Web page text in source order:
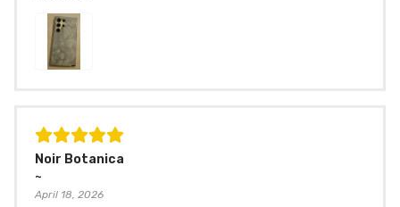
Noir Botanica
~
April 18, 2026